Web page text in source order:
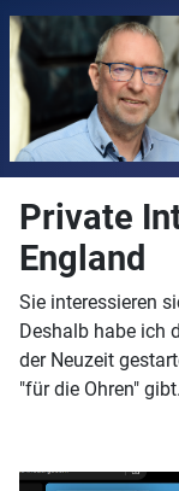
Private
England
Sie interessieren
Deshalb habe ich
der Neuzeit
"für die Ohren"